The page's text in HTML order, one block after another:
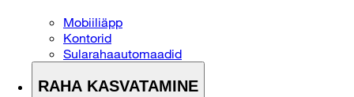
Mobiiliäpp
Kontorid
Sularahaautomaadid
RAHA KASVATAMINE